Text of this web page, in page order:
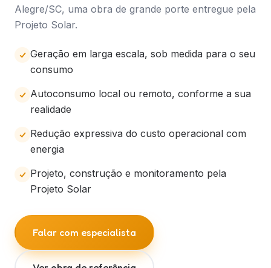
Alegre/SC, uma obra de grande porte entregue pela
Projeto Solar.
Geração em larga escala, sob medida para o seu
consumo
Autoconsumo local ou remoto, conforme a sua
realidade
Redução expressiva do custo operacional com
energia
Projeto, construção e monitoramento pela
Projeto Solar
Falar com especialista